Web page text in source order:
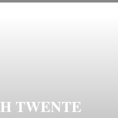
TWENTE